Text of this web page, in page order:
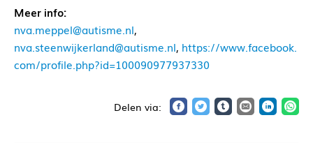
Meer info:
nva.meppel@autisme.nl,
nva.steenwijkerland@autisme.nl, https://www.facebook.
com/profile.php?id=100090977937330